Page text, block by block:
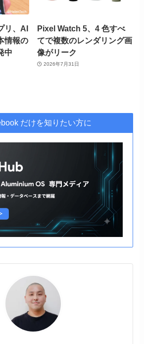
リ、AI
情報の
中
Pixel Watch 5、4 色すべ
てで複数のレンダリング画
像がリーク
2026年7月31日
だけを知りたい方に